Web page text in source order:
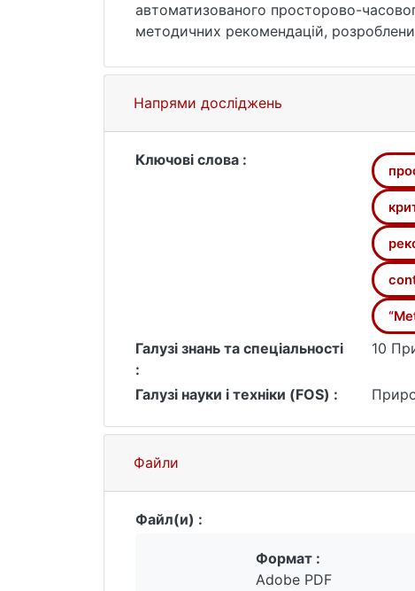
автоматизованого просторово-
методичних рекомендацій, розроблених у секторі
Для автоматизації розрахунків із
дозволяє формувати базу нев’язок,
характеристики, які слугують
Напрями досліджень
Ключові слова :
Галузі знань та спеціальності
:
10
Галузі науки і техніки (FOS) :
Файли
Файл(и) :
Формат :
Adobe PDF